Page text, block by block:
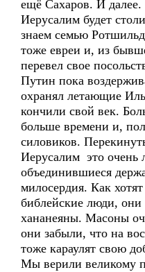
ещё Сахаров. И
Иерусалим будет
знаем семью
тоже евреи и, из
перевел свое
Путин пока
охранял летающие
кончили свой век.
больше времени и,
силовиков.
Иерусалим это очень
объединившиеся
милосердия. Как
библейские люди,
хананеяны. Масоны
они забыли, что на
тоже караулят свою
Мы верили великому